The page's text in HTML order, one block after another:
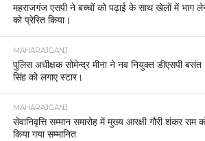
महराजगंज एसपी ने बच्चों को पढ़ाई के साथ खेलों में भाग
को प्रेरित किया।
MAHARAJGANJ
पुलिस अधीक्षक सोमेन्द्र मीना ने नव नियुक्त डीएसपी बसंत
सिंह को लगाए स्टार।
MAHARAJGANJ
सेवानिवृत्ति सम्मान समारोह में मुख्य आरक्षी गौरी शंकर राम
किया गया सम्मानित